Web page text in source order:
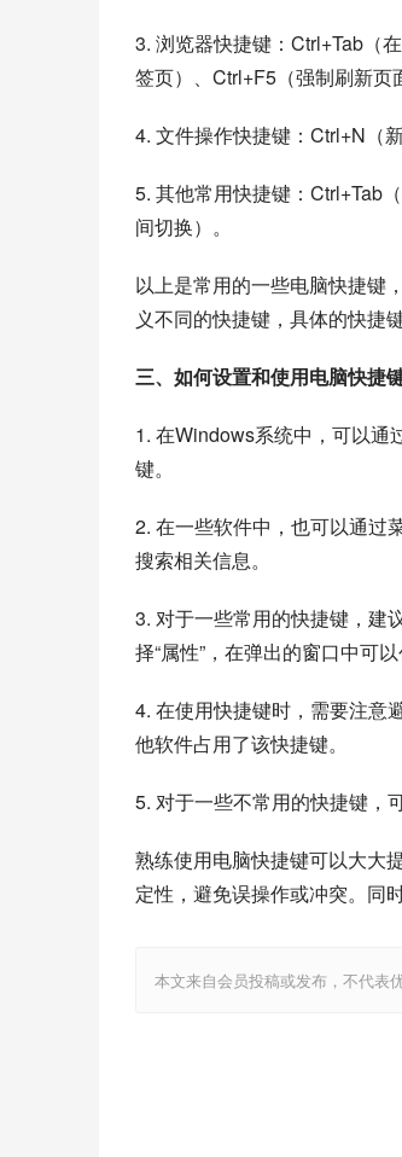
3. 浏览器快捷键：Ctrl+Tab（
签页）、Ctrl+F5（强制刷新页
4. 文件操作快捷键：Ctrl+N（
5. 其他常用快捷键：Ctrl+Tab
间切换）。
以上是常用的一些电脑快捷键
义不同的快捷键，具体的快捷
三、如何设置和使用电脑快捷
1. 在Windows系统中，可以通
键。
2. 在一些软件中，也可以通过
搜索相关信息。
3. 对于一些常用的快捷键，建
择“属性”，在弹出的窗口中可
4. 在使用快捷键时，需要注意
他软件占用了该快捷键。
5. 对于一些不常用的快捷键，
熟练使用电脑快捷键可以大大
定性，避免误操作或冲突。同
本文来自会员投稿或发布，不代表